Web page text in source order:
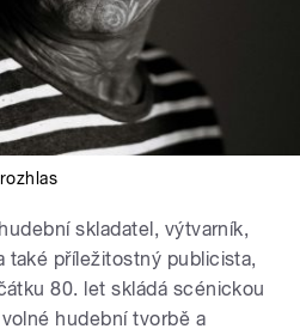
skladatel, výtvarník,
také příležitostný publicista,
80. let skládá scénickou
hudební tvorbě a